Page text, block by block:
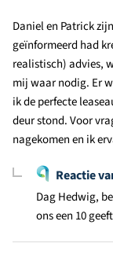
Daniel en Patrick
geïnformeerd had
realistisch) advies,
mij waar nodig. Er
ik de perfecte
deur stond. Voor
nagekomen en ik
Reactie
Dag Hedwig,
ons een 10